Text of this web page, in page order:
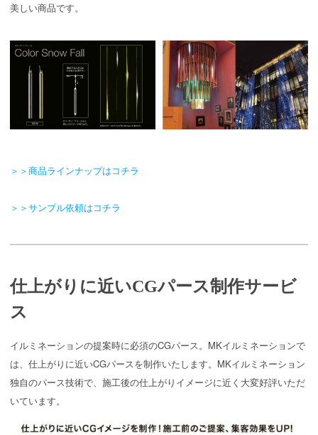
美しい商品です。
＞＞商品ラインナップはコチラ
＞＞サンプル依頼はコチラ
仕上がりに近いCGパース制作サービ
ス
イルミネーションの提案時に必須のCGパース。MKイルミネーションで
は、仕上がりに近いCGパースを制作いたします。MKイルミネーション
独自のパース技術で、施工後の仕上がりイメージに近く大変好評いただ
いています。